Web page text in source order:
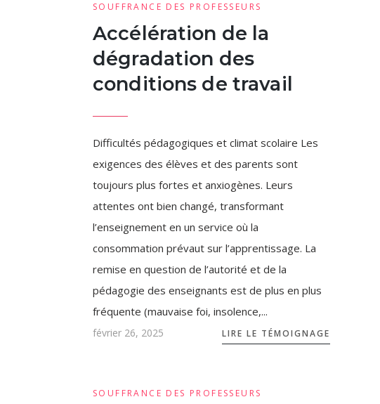
SOUFFRANCE DES PROFESSEURS
Accélération de la
dégradation des
conditions de travail
Difficultés pédagogiques et climat scolaire Les
exigences des élèves et des parents sont
toujours plus fortes et anxiogènes. Leurs
attentes ont bien changé, transformant
l’enseignement en un service où la
consommation prévaut sur l’apprentissage. La
remise en question de l’autorité et de la
pédagogie des enseignants est de plus en plus
fréquente (mauvaise foi, insolence,...
février 26, 2025 LIRE LE TÉMOIGNAGE
SOUFFRANCE DES PROFESSEURS